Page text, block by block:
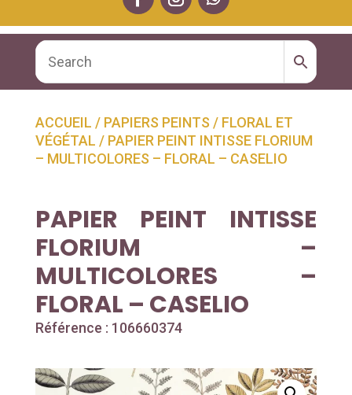
ACCUEIL / PAPIERS PEINTS / FLORAL ET
VÉGÉTAL / PAPIER PEINT INTISSE FLORIUM
– MULTICOLORES – FLORAL – CASELIO
PAPIER PEINT INTISSE
FLORIUM –
MULTICOLORES –
FLORAL – CASELIO
Référence : 106660374